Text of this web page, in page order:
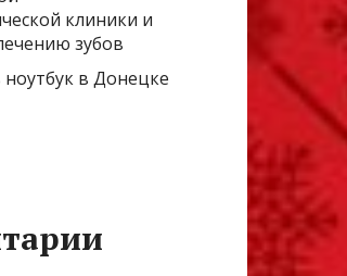
клиники и
зубов
в Донецке